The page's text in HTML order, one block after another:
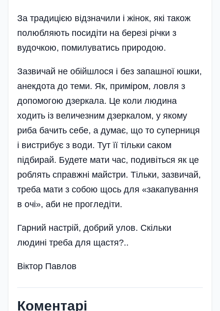
За традицією відзначили і жінок, які також
полюбляють посидіти на березі річки з
вудочкою, помилуватись природою.
Зазвичай не обійшлося і без запашної юшки,
анекдота до теми. Як, приміром, ловля з
допомогою дзеркала. Це коли людина
ходить із величезним дзеркалом, у якому
риба бачить себе, а думає, що то суперниця
і вистрибує з води. Тут її тільки саком
підбирай. Будете мати час, подивіться як це
роблять справжні майстри. Тільки, зазвичай,
треба мати з собою щось для «закапування
в очі», аби не прогледіти.
Гарний настрій, добрий улов. Скільки
людині треба для щастя?..
Віктор Павлов
Коментарі